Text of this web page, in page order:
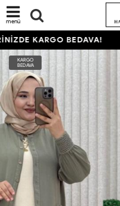
menü
KARGO BEDAVA!
KARGO
BEDAVA